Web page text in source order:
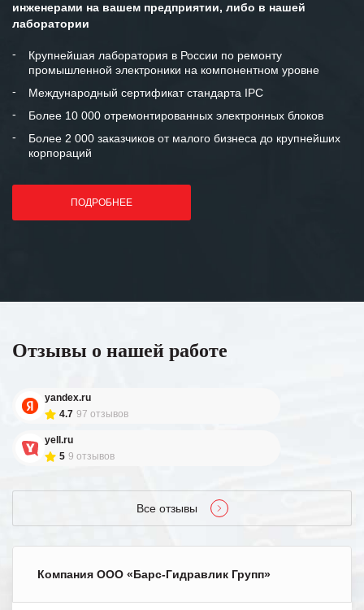
инженерами на вашем предприятии, либо в нашей
лаборатории
Крупнейшая лаборатория в России по ремонту
промышленной электроники на компонентном уровне
Международный сертификат стандарта IPC
Более 10 000 отремонтированных электронных блоков
Более 2 000 заказчиков от малого бизнеса до крупнейших
корпораций
ПОДРОБНЕЕ
Отзывы о нашей работе
yandex.ru
4.7 97 отзывов
yell.ru
5 9 отзывов
Все отзывы
Компания ООО «Барс-Гидравлик Групп»